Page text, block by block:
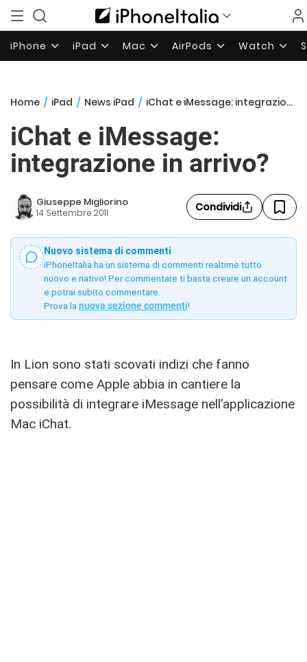
iPhone iPad Mac AirPods Watch
Home / iPad / News iPad / iChat e iMessage: integrazione in arrivo?
iChat e iMessage:
integrazione in arrivo?
Giuseppe Migliorino
14 Settembre 2011 Condividi
Nuovo sistema di commenti
iPhoneItalia ha un sistema di commenti realtime tutto
nuovo e nativo! Per commentare ti basta creare un account
e potrai subito commentare.
Prova la nuova sezione commenti!
In Lion sono stati scovati indizi che fanno
pensare come Apple abbia in cantiere la
possibilità di integrare iMessage nell’applicazione
Mac iChat.